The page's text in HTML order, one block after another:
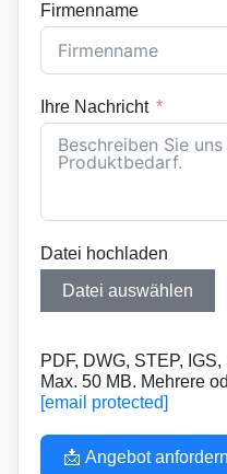
Firmenname
Ihre Nachricht
Datei hochladen
Datei auswählen
PDF, DWG, STEP,
Max. 50 MB. Mehrere
[email protected]
📩 Angebot anfordern